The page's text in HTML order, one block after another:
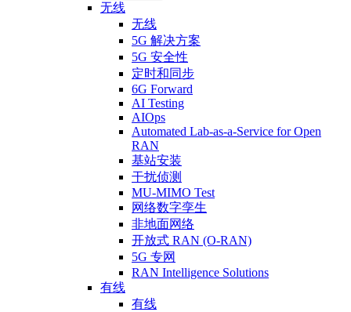
无线
无线
5G 解决方案
5G 安全性
定时和同步
6G Forward
AI Testing
AIOps
Automated Lab-as-a-Service for Open
RAN
基站安装
干扰侦测
MU-MIMO Test
网络数字孪生
非地面网络
开放式 RAN (O-RAN)
5G 专网
RAN Intelligence Solutions
有线
有线